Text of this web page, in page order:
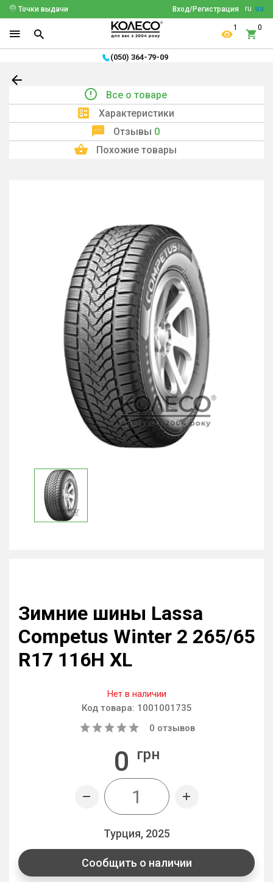
ru ua
Вход/Регистрация
Точки выдачи
1 0
(050) 364-79-09
Все о товаре
Характеристики
Отзывы 0
Похожие товары
Зимние шины Lassa
Competus Winter 2 265/65
R17 116H XL
Нет в наличии
Код товара: 1001001735
0 отзывов
0 грн
Турция, 2025
Сообщить о наличии